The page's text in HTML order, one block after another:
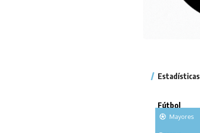
Estadísticas
Fútbol
Mayores